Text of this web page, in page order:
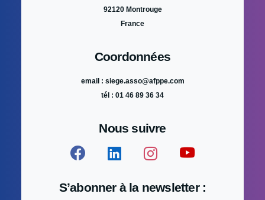
92120 Montrouge
France
Coordonnées
email : siege.asso@afppe.com
tél : 01 46 89 36 34
Nous suivre
S’abonner à la newsletter :